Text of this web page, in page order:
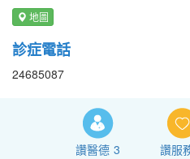
地圖
診症電話
24685087
讚醫德 3 讚服